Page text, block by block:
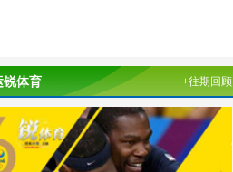
锐体育 +往期回顾